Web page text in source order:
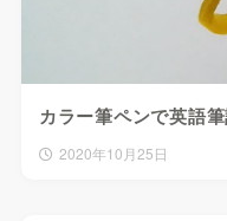
カラー筆ペンで英
2020年10月25日